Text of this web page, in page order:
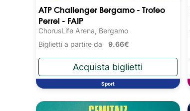
ATP Challenger Bergamo - Trofeo
Perrel - FAIP
ChorusLife Arena, Bergamo
Biglietti a partire da 9.66€
Sport